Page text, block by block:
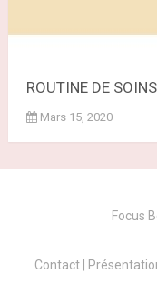
ROUTINE DE
Mars 15, 2020
Focus
Contact